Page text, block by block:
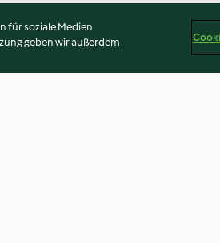
für soziale Medien
geben wir außerdem